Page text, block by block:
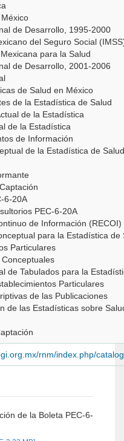
de Desarrollo, 1995-2000
del Seguro Social
para la Salud
de Desarrollo, 2001-2006
de Salud en México
de la Estadística de Salud
de la Estadística
de la Estadística
de Información
de la Estadística de
6-20A
PEC-6-20A
de Información (RECOI)
para la Estadística de
Particulares
de Tabulados para la
Particulares
de las Publicaciones
de las Estadísticas sobre
rnm/index.php/